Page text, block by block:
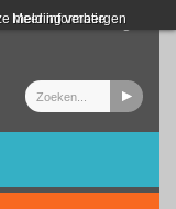
Meer informatie
melding verbergen
Login